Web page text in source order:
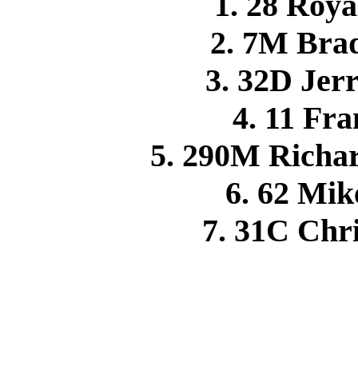
2. 7M
3. 32D
4. 11
5. 290M
6. 62
7. 31C